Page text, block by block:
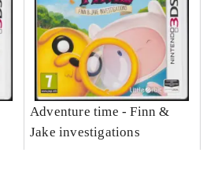
Adventure time - Finn &
Jake investigations